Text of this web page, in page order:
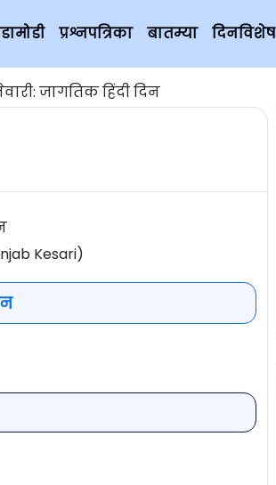
प्रश्नपत्रिका बातम्या दिनविशेष
जागतिक हिंदी दिन
Kesari)